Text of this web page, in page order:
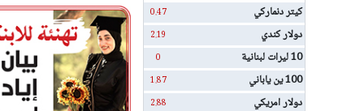
كيتر دنماركي 0.47
دولار كندي 2.19
10 ليرات لبنانية 0
100 ين ياباني 1.87
دولار امريكي 2.88